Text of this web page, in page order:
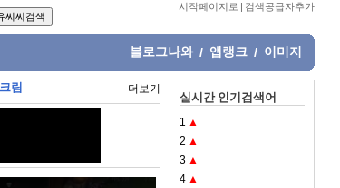
시작페이지로 | 검색공급자추가
블로그나와 / 앱랭크 / 이미지
림 더보기
실시간 인기검색어
1 ▲
2 ▲
3 ▲
4 ▲